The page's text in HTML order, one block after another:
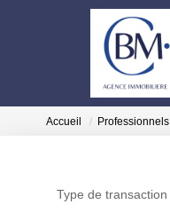
Accueil Professionnels
Type de transaction